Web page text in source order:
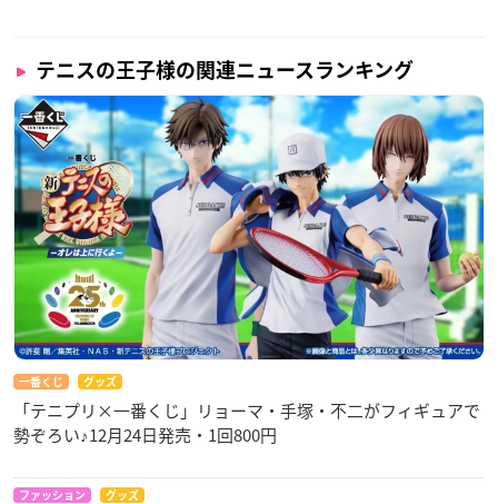
テニスの王子様の関連ニュースランキング
一番くじ グッズ
「テニプリ×一番くじ」リョーマ・手塚・不二がフィギュアで
勢ぞろい♪12月24日発売・1回800円
ファッション グッズ